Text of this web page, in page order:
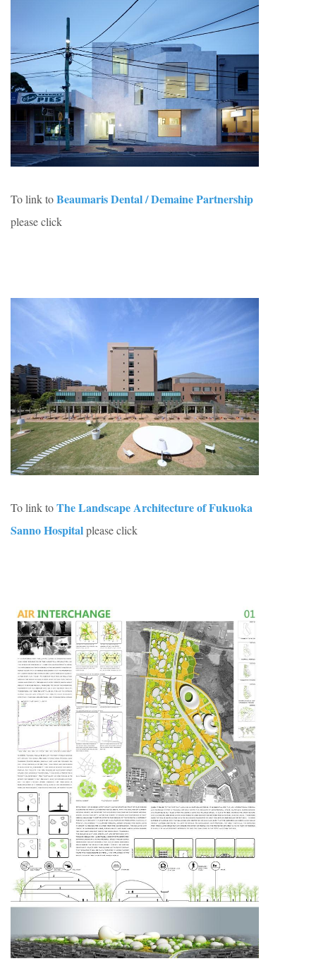
To link toBeaumaris Dental / Demaine Partnership
please click
To link toThe Landscape Architecture of Fukuoka
Sanno Hospitalplease click